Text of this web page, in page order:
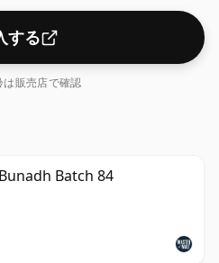
する
は販売店で確認
Batch 84